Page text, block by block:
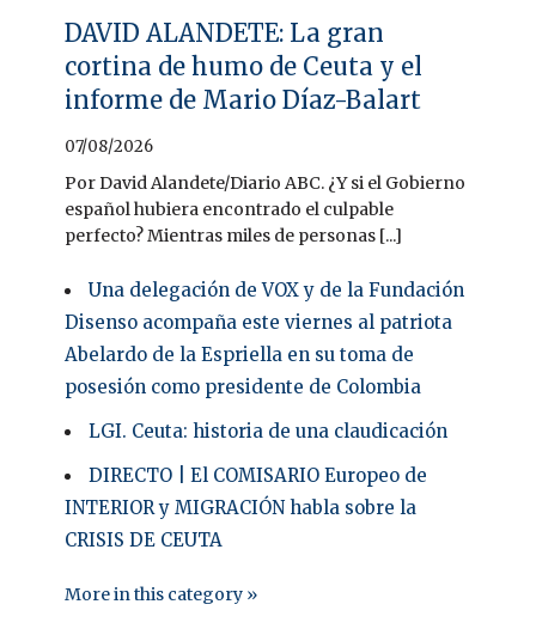
DAVID ALANDETE: La gran
cortina de humo de Ceuta y el
informe de Mario Díaz-Balart
07/08/2026
Por David Alandete/Diario ABC. ¿Y si el Gobierno
español hubiera encontrado el culpable
perfecto? Mientras miles de personas [...]
Una delegación de VOX y de la Fundación
Disenso acompaña este viernes al patriota
Abelardo de la Espriella en su toma de
posesión como presidente de Colombia
LGI. Ceuta: historia de una claudicación
DIRECTO | El COMISARIO Europeo de
INTERIOR y MIGRACIÓN habla sobre la
CRISIS DE CEUTA
More in this category »